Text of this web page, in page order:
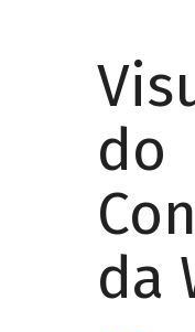
do
da